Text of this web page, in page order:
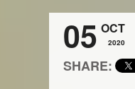
05 OCT
2020
SHARE: